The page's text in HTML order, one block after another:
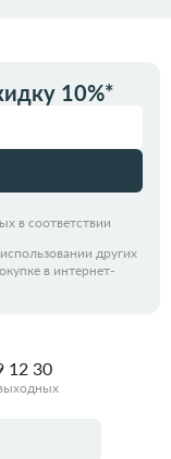
10%*
в соответствии
других
в интернет-
12 30